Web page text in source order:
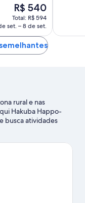
O
preço
é
R$ 540
R$ 540
Total: R$ 594
set. – 8 de set.
rural e nas
Hakuba Happo-
busca atividades
temático) e
nessa região